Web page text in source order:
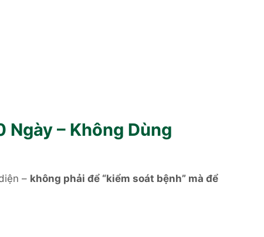
Ngày – Không Dùng
– không phải để “kiểm soát bệnh” mà để